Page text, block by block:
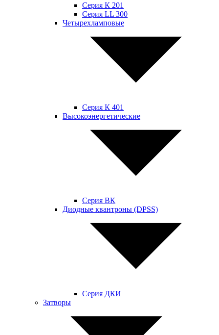
Серия К 201
Серия LL 300
Четырехламповые
Серия К 401
Высокоэнергетические
Серия ВК
Диодные квантроны (DPSS)
Серия ДКИ
Затворы